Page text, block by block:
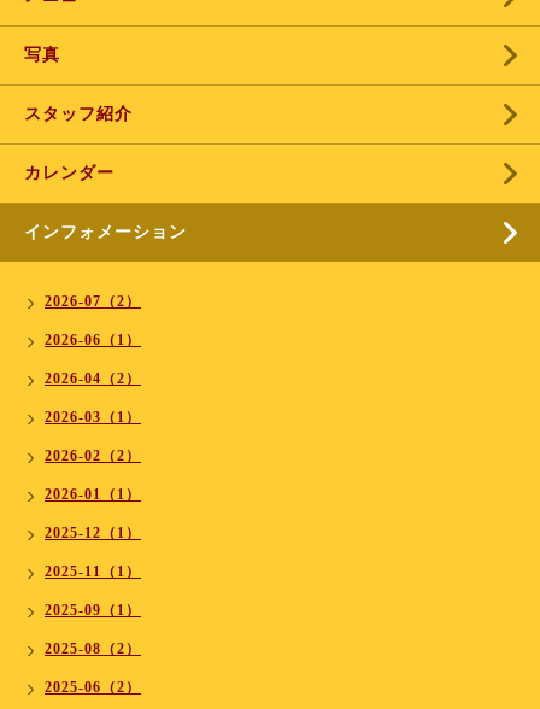
写真
スタッフ紹介
カレンダー
インフォメーション
2026-07（2）
2026-06（1）
2026-04（2）
2026-03（1）
2026-02（2）
2026-01（1）
2025-12（1）
2025-11（1）
2025-09（1）
2025-08（2）
2025-06（2）